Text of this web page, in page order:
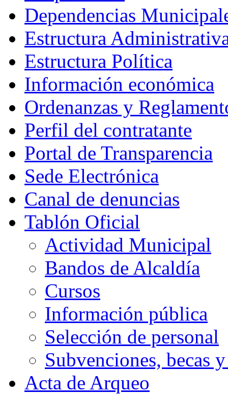
Dependencias
Estructura
Estructura Política
Información económica
Ordenanzas y
Perfil del contratante
Portal de Transparencia
Sede Electrónica
Canal de denuncias
Tablón Oficial
Actividad Municipal
Bandos de Alcaldía
Cursos
Información pública
Selección de personal
Subvenciones, becas
Acta de Arqueo